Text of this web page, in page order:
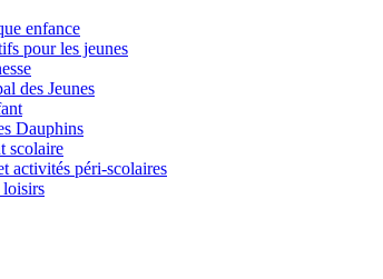
enfance
pour les jeunes
des Jeunes
Dauphins
scolaire
activités péri-scolaires
loisirs